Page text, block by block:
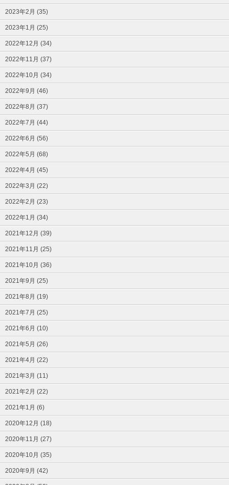
2023年2月 (35)
2023年1月 (25)
2022年12月 (34)
2022年11月 (37)
2022年10月 (34)
2022年9月 (46)
2022年8月 (37)
2022年7月 (44)
2022年6月 (56)
2022年5月 (68)
2022年4月 (45)
2022年3月 (22)
2022年2月 (23)
2022年1月 (34)
2021年12月 (39)
2021年11月 (25)
2021年10月 (36)
2021年9月 (25)
2021年8月 (19)
2021年7月 (25)
2021年6月 (10)
2021年5月 (26)
2021年4月 (22)
2021年3月 (11)
2021年2月 (22)
2021年1月 (6)
2020年12月 (18)
2020年11月 (27)
2020年10月 (35)
2020年9月 (42)